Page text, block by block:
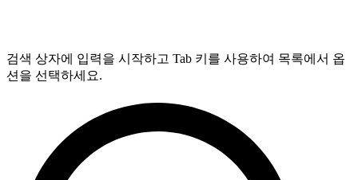
검색 상자에 입력을 시작하고 Tab 키를 사용하여 목록에서 옵
션을 선택하세요.